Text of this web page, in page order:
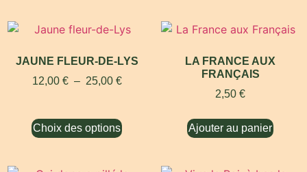
JAUNE FLEUR-DE-LYS
12,00 € – 25,00 €
Choix des options
LA FRANCE AUX
FRANÇAIS
2,50 €
Ajouter au panier